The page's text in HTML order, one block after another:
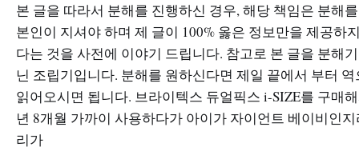
본 글을 따라서 분해를 진행하신 경우, 해당 책임은 분해
본인이 지셔야 하며 제 글이 100% 옳은 정보만을 제공하
다는 것을 사전에 이야기 드립니다. 참고로 본 글을 분해
닌 조립기입니다. 분해를 원하신다면 제일 끝에서 부터
읽어오시면 됩니다. 브라이텍스 듀얼픽스 i-SIZE를 구매
년 8개월 가까이 사용하다가 아이가 자이언트 베이비인
리가